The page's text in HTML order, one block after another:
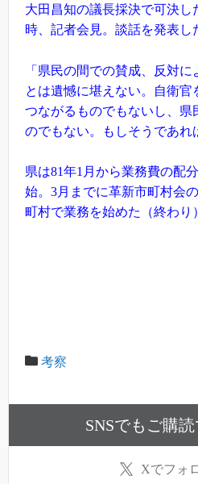
大田昌知の議長採決で可決し
時、記者会見。談話を発表し
「県民の間での賛成、反対
とは遺憾に堪えない。自衛官
つながるものでもないし、県
のでもない。もしそうであれ
県は81年1月から業務費の配
始。3月までに革新市町村会
町村で業務を始めた（終わり）
考察
SNSでもご購読
Xでフォ